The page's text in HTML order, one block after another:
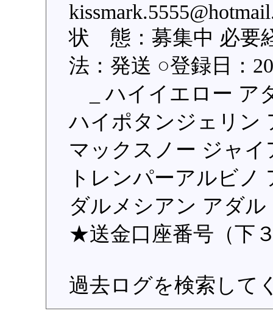
状 態：募集中 必要
法：発送 ○登録日：
_ ハイイエロー ア
ハイポタンジェリン
マックスノー ジャ
トレンパーアルビノ
ダルメシアン アダ
★送金口座番号（下
過去ログを検索して